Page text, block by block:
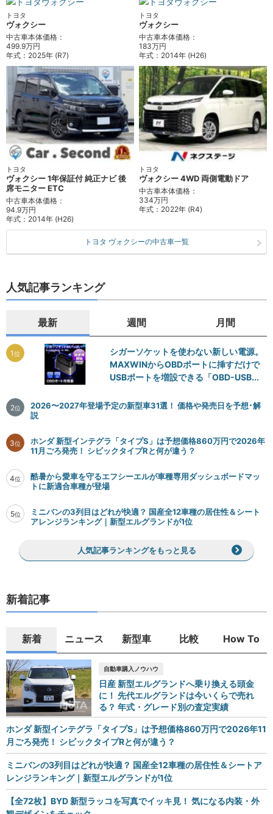
トヨタ
ヴォクシー
中古車本体価格：
499.9万円
年式： 2025年 (R7)
トヨタ
ヴォクシー
中古車本体価格：
183万円
年式： 2014年 (H26)
トヨタ
ヴォクシー 1年保証付 純正ナビ 後
席モニター ETC
中古車本体価格：
94.9万円
年式： 2014年 (H26)
トヨタ
ヴォクシー 4WD 両側電動ドア
中古車本体価格：
334万円
年式： 2022年 (R4)
トヨタ ヴォクシーの中古車一覧
人気記事ランキング
最新 週間 月間
1位
シガーソケットを使わない新しい電源。
MAXWINからOBDポートに挿すだけで
USBポートを増設できる「OBD-USB...
2位
2026〜2027年登場予定の新型車31選！ 価格や発売日を予想･解
説
3位
ホンダ 新型インテグラ「タイプS」は予想価格860万円で2026年
11月ごろ発売！ シビックタイプRと何が違う？
4位
酷暑から愛車を守るエフシーエルが車種専用ダッシュボードマッ
トに新適合車種が登場
5位
ミニバンの3列目はどれが快適？ 国産全12車種の居住性＆シート
アレンジランキング｜新型エルグランドが1位
人気記事ランキングをもっと見る
新着記事
新着 ニュース 新型車 比較 How To
自動車購入ノウハウ
日産 新型エルグランドへ乗り換える頭金
に！ 先代エルグランドは今いくらで売れ
る？ 年式・グレード別の査定実績
ホンダ 新型インテグラ「タイプS」は予想価格860万円で2026年11
月ごろ発売！ シビックタイプRと何が違う？
ミニバンの3列目はどれが快適？ 国産全12車種の居住性＆シートア
レンジランキング｜新型エルグランドが1位
【全72枚】BYD 新型ラッコを写真でイッキ見！ 気になる内装・外